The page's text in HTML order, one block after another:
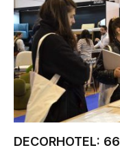
DECORHOTEL: